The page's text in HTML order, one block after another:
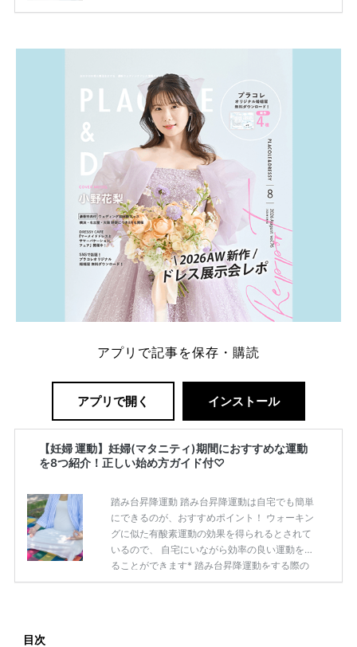
ため、比較せずに選ぶと損をしてしまうことも……。
一番お得？」「プラコレの特典は？」といった疑問も
解決します。 まずは診断で候補を絞れる「ウェディ
ング診断」か、体験型 […]続きを読む
アプリで記事を保存・購読
アプリで開く インストール
【妊婦 運動】妊婦(マタニティ)期間におすすめな運動
を8つ紹介！正しい始め方ガイド付♡
踏み台昇降運動 踏み台昇降運動は自宅でも簡単
にできるのが、おすすめポイント！ ウォーキン
グに似た有酸素運動の効果を得られるとされて
いるので、 自宅にいながら効率の良い運動をす
ることができます* 踏み台昇降運動をする際の
注意点としては、 転倒などしないよう、必ず手
目次